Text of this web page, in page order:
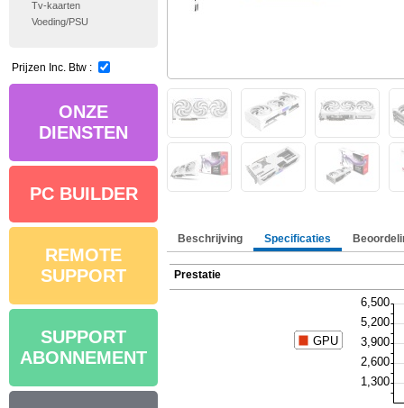
Tv-kaarten
Voeding/PSU
Prijzen Inc. Btw :
ONZE
DIENSTEN
PC BUILDER
REMOTE
SUPPORT
SUPPORT
ABONNEMENT
Beschrijving Specificaties
Prestatie